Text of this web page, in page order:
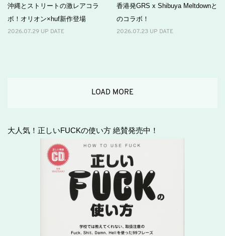
沖縄とストリートの激レアコラ
ボ！オリオン×huf新作登場
2026.07.29 UP DATE
香港発GRS x Shibuya Meltdownと
のコラボ！
2026.07.23 UP DATE
LOAD MORE
大人気！正しいFUCKの使い方 絶賛発売中！